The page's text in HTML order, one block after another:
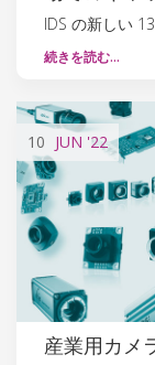
IDS の新しい
続きを読む…
10 JUN '22
産業用カメ